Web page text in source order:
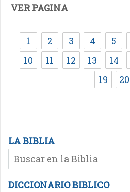
VER PAGINA
1 2 3 4 5
10
11 12 13 14
19
20
LA BIBLIA
DICCIONARIO BIBLICO